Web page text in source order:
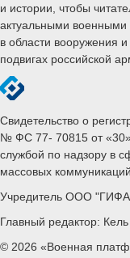
и истории, чтобы
актуальными
в области вооружения
подвигах российской
Свидетельство о
№ ФС 77- 70815 от «30»
службой по надзору в
массовых
Учредитель ООО
Главный редактор:
© 2026 «Военная